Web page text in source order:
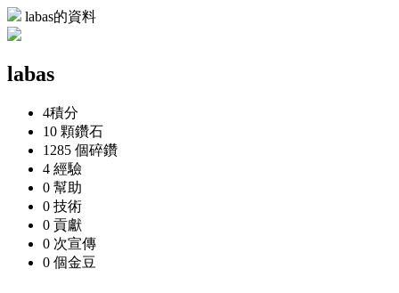
labas的資料
labas
4積分
10 顆鑽石
1285 個碎鑽
4 經驗
0 幫助
0 技術
0 貢獻
0 次宣傳
0 個金豆